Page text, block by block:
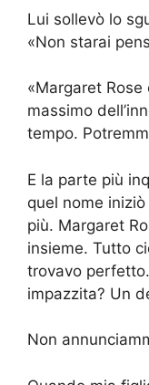
Lui sollevò lo
«Non starai
«Margaret
massimo
tempo.
E la parte più
quel nome
più. Margaret
insieme. Tutto
trovavo
impazzita? Un
Non